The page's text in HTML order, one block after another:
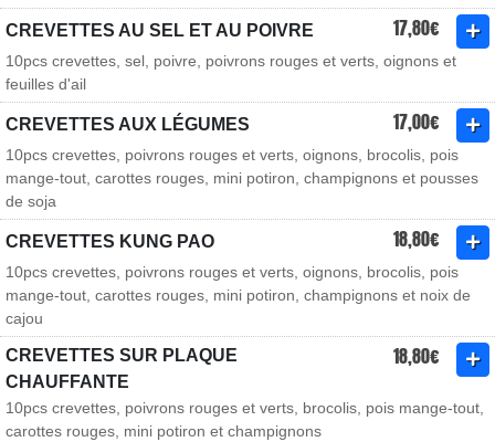
CREVETTES AU SEL ET AU POIVRE 17,80€
10pcs crevettes, sel, poivre, poivrons rouges et verts, oignons et
feuilles d'ail
CREVETTES AUX LÉGUMES 17,00€
10pcs crevettes, poivrons rouges et verts, oignons, brocolis, pois
mange-tout, carottes rouges, mini potiron, champignons et pousses
de soja
CREVETTES KUNG PAO 18,80€
10pcs crevettes, poivrons rouges et verts, oignons, brocolis, pois
mange-tout, carottes rouges, mini potiron, champignons et noix de
cajou
CREVETTES SUR PLAQUE
CHAUFFANTE
18,80€
10pcs crevettes, poivrons rouges et verts, brocolis, pois mange-tout,
carottes rouges, mini potiron et champignons